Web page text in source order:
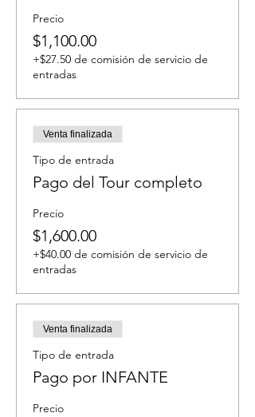
Precio
$1,100.00
+$27.50 de comisión de servicio de
entradas
Venta finalizada
Tipo de entrada
Pago del Tour completo
Precio
$1,600.00
+$40.00 de comisión de servicio de
entradas
Venta finalizada
Tipo de entrada
Pago por INFANTE
Precio